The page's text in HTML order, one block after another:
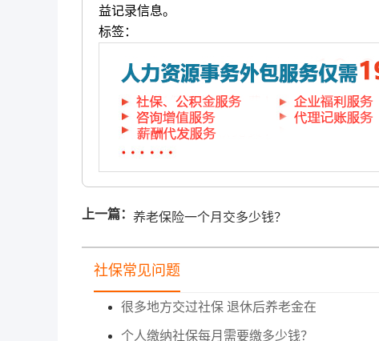
益记录信息。
标签：
上一篇： 养老保险一个月交多少钱？
社保常见问题
很多地方交过社保 退休后养老金在
个人缴纳社保每月需要缴多少钱？